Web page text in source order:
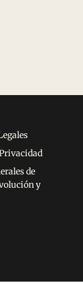
de
y